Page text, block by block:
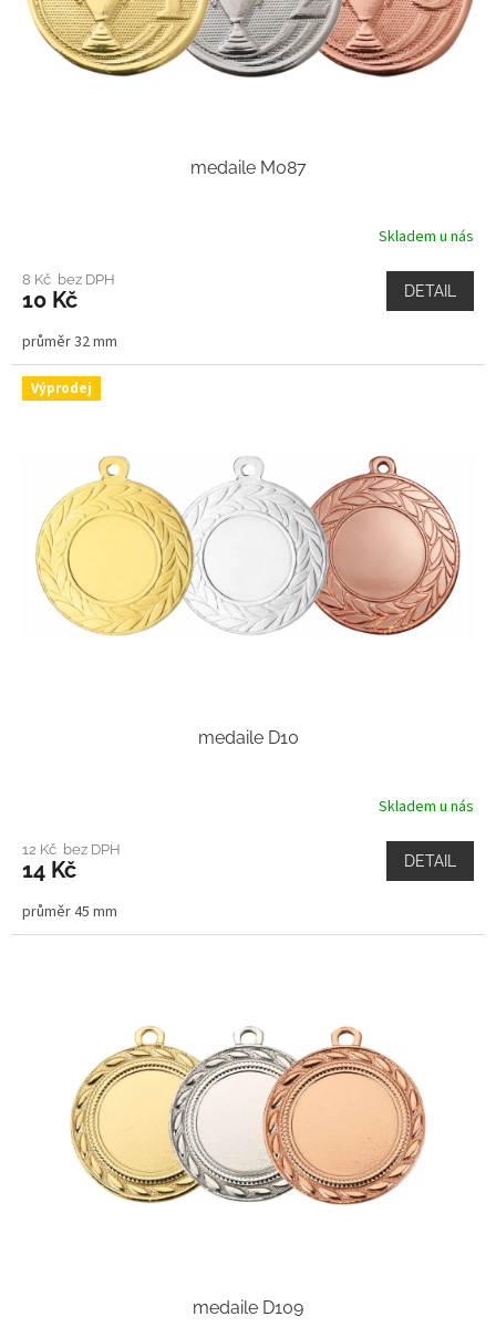
medaile M087
Skladem u nás
8 Kč bez DPH
10 Kč DETAIL
průměr 32 mm
Výprodej
medaile D10
Skladem u nás
12 Kč bez DPH
14 Kč DETAIL
průměr 45 mm
medaile D109